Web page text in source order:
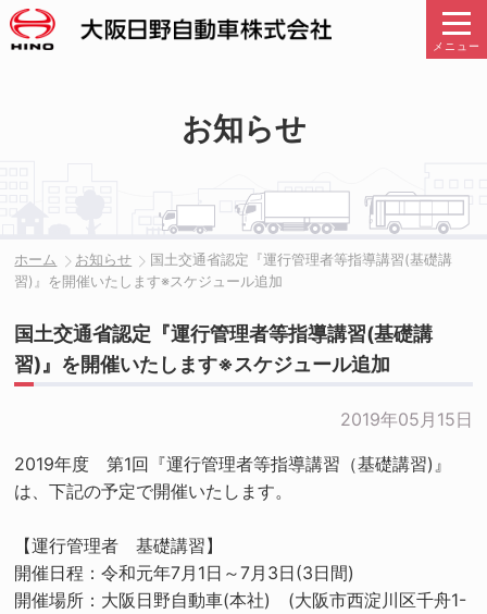
メニュー
お知らせ
ホーム お知らせ
国土交通省認定『運行管理者等指導講習(基礎講
習)』を開催いたします※スケジュール追加
国土交通省認定『運行管理者等指導講習(基礎講
習)』を開催いたします※スケジュール追加
2019年05月15日
2019年度 第1回『運行管理者等指導講習（基礎講習)』
は、下記の予定で開催いたします。
【運行管理者 基礎講習】
開催日程：令和元年7月1日～7月3日(3日間)
開催場所：大阪日野自動車(本社) (大阪市西淀川区千舟1-